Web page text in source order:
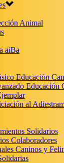
Animal
aiBa
Educación
Educación
al
Solidarios
Colaboradores
Caninos y